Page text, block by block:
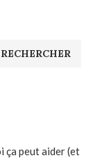
RECHERCHER
ça peut aider (et